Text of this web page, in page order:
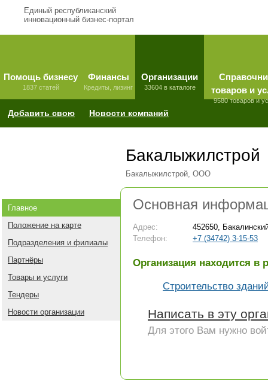
Единый республиканский
инновационный бизнес-портал
Помощь бизнесу
1837 статей
Финансы
Кредиты, лизинг
Организации
33604 в каталоге
товаров и
9580 товаров и
Добавить свою Новости компаний
Бакалыжилстрой
Бакалыжилстрой, ООО
Главное
Положение на карте
Подразделения и филиалы
Партнёры
Товары и услуги
Тендеры
Новости организации
Основная
Адрес:
452650,
Телефон:
+7 (34742) 3-15-53
Организация находится в
Строительство
Написать в эту
Для этого Вам нужно